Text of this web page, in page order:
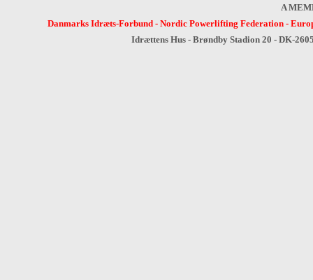
A
Danmarks Idræts-Forbund- Nordic Powerlifting Federation-
Idrættens Hus - Brøndby Stadion 20 - DK-